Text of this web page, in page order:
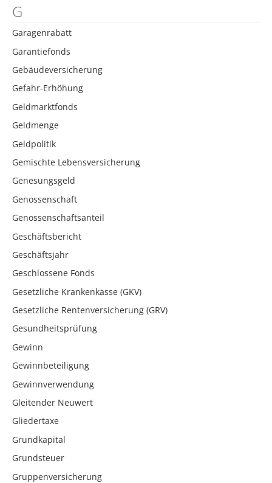
G
Garagenrabatt
Garantiefonds
Gebäudeversicherung
Gefahr-Erhöhung
Geldmarktfonds
Geldmenge
Geldpolitik
Gemischte Lebensversicherung
Genesungsgeld
Genossenschaft
Genossenschaftsanteil
Geschäftsbericht
Geschäftsjahr
Geschlossene Fonds
Gesetzliche Krankenkasse (GKV)
Gesetzliche Rentenversicherung (GRV)
Gesundheitsprüfung
Gewinn
Gewinnbeteiligung
Gewinnverwendung
Gleitender Neuwert
Gliedertaxe
Grundkapital
Grundsteuer
Gruppenversicherung